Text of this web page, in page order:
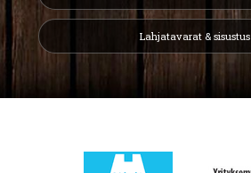
Lahjatavarat & sisustus